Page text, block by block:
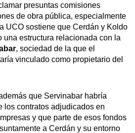
presuntas comisiones
de obra pública, especialmente
UCO sostiene que Cerdán y Koldo
una estructura relacionada con la
, sociedad de la que el
vinculado como propietario del
que Servinabar habría
los contratos adjudicados en
y que parte de esos fondos
a Cerdán y su entorno